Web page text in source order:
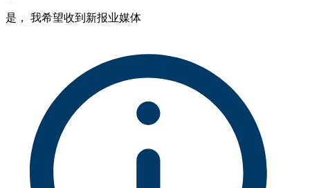
是， 我希望收到新报业媒体